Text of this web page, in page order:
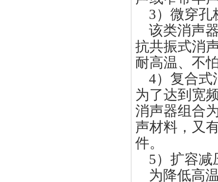
3）微穿孔
该类消声
抗共振式消
耐高温、不
4）复合式
为了达到宽
消声器组合
声材料，又
件。
5）扩容减
为降低高